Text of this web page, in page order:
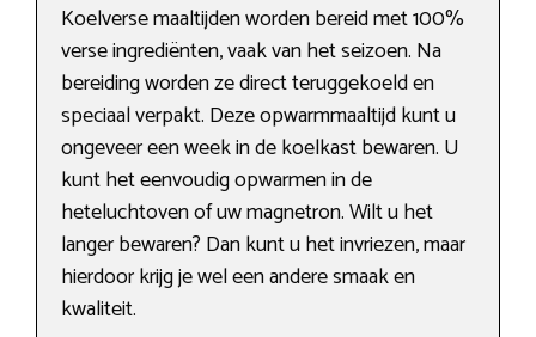
Koelverse maaltijden worden bereid met 100%
verse ingrediënten, vaak van het seizoen. Na
bereiding worden ze direct teruggekoeld en
speciaal verpakt. Deze opwarmmaaltijd kunt u
ongeveer een week in de koelkast bewaren. U
kunt het eenvoudig opwarmen in de
heteluchtoven of uw magnetron. Wilt u het
langer bewaren? Dan kunt u het invriezen, maar
hierdoor krijg je wel een andere smaak en
kwaliteit.